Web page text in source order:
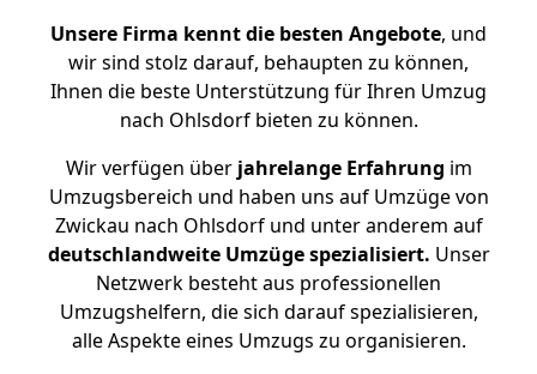
Unsere Firma kennt die besten Angebote, und
wir sind stolz darauf, behaupten zu können,
Ihnen die beste Unterstützung für Ihren Umzug
nach Ohlsdorf bieten zu können.
Wir verfügen überjahrelange Erfahrung im
Umzugsbereich und haben uns auf Umzüge von
Zwickau nach Ohlsdorf und unter anderem auf
deutschlandweite Umzüge spezialisiert. Unser
Netzwerk besteht aus professionellen
Umzugshelfern, die sich darauf spezialisieren,
alle Aspekte eines Umzugs zu organisieren.